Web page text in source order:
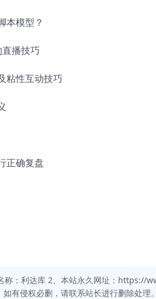
本模型？
播技巧
粘性互动技巧
正确复盘
称：利达库 2、本站永久网址：https://
有侵权必删，请联系站长进行删除处